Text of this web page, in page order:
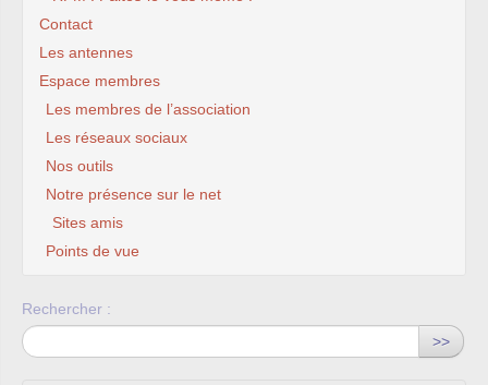
Contact
Les antennes
Espace membres
Les membres de l’association
Les réseaux sociaux
Nos outils
Notre présence sur le net
Sites amis
Points de vue
Rechercher :
>>